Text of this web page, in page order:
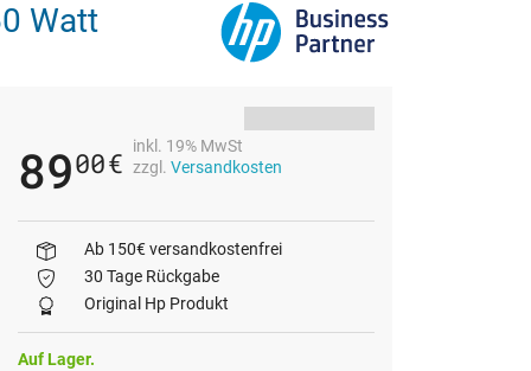
Watt
8900€
inkl. 19% MwSt
zzgl. Versandkosten
Ab 150€ versandkostenfrei
30 Tage Rückgabe
Original Hp Produkt
Auf Lager.